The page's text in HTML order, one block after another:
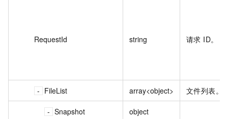
RequestId string 请求 ID。
FileList array<object> 文件列表。
Snapshot object